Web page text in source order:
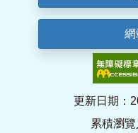
網
更新日期：
累積瀏